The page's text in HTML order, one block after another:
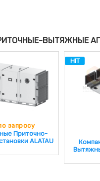
ВЫТЯЖНЫЕ
запросу
Приточно-
ALATAU
HIT